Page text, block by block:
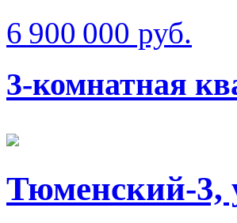
6 900 000 руб.
3-комнатная
Тюменский-3,